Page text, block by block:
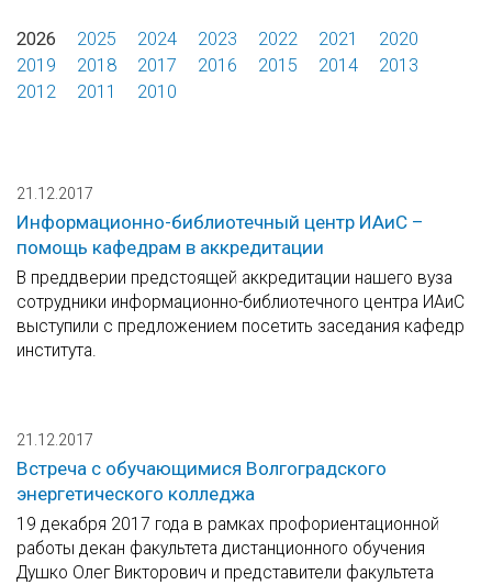
2026 2025 2024 2023 2022 2021
2020
2019
2018 2017 2016 2015 2014
2013
2012
2011 2010
21.12.2017
Информационно-библиотечный центр ИАиС –
помощь кафедрам в аккредитации
В преддверии предстоящей аккредитации нашего вуза
сотрудники информационно-библиотечного центра ИАиС
выступили с предложением посетить заседания кафедр
института.
21.12.2017
Встреча с обучающимися Волгоградского
энергетического колледжа
19 декабря 2017 года в рамках профориентационной
работы декан факультета дистанционного обучения
Душко Олег Викторович и представители факультета